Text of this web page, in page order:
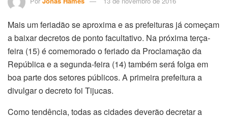
Mais um feriadão se aproxima e as prefeituras já começam
a baixar decretos de ponto facultativo. Na próxima terça-
feira (15) é comemorado o feriado da Proclamação da
República e a segunda-feira (14) também será folga em
boa parte dos setores públicos. A primeira prefeitura a
divulgar o decreto foi Tijucas.
Como tendência, todas as cidades deverão decretar a